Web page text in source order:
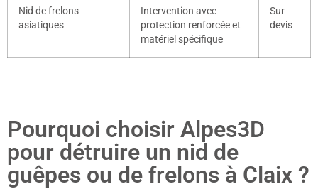
Nid de frelons
asiatiques
Intervention avec
protection renforcée et
matériel spécifique
Sur
devis
Pourquoi choisir Alpes3D
pour détruire un nid de
guêpes ou de frelons à Claix ?